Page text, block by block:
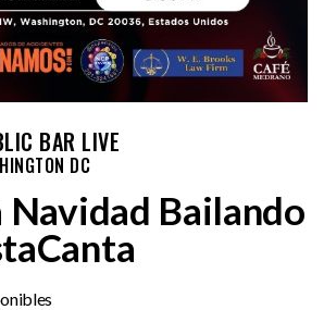
BAR LIVE
DC
Navidad Bailando